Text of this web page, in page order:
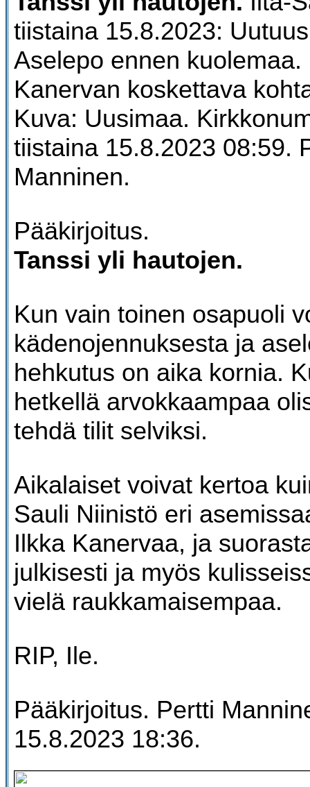
tiistaina 15.8.2023:
Aselepo ennen kuolemaa.
Kanervan koskettava
Kuva: Uusimaa.
tiistaina 15.8.2023 08:59.
Manninen.
Pääkirjoitus.
Tanssi yli hautojen.
Kun vain toinen osapuoli
kädenojennuksesta ja
hehkutus on aika kornia.
hetkellä arvokkaampaa
tehdä tilit selviksi.
Aikalaiset voivat kertoa
Sauli Niinistö eri
Ilkka Kanervaa, ja
julkisesti ja myös
vielä raukkamaisempaa.
RIP, Ile.
Pääkirjoitus. Pertti
15.8.2023 18:36.